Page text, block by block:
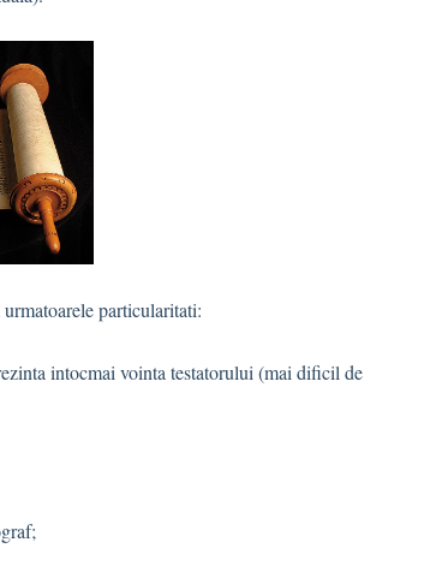
particularitati:
intocmai vointa testatorului (mai dificil de